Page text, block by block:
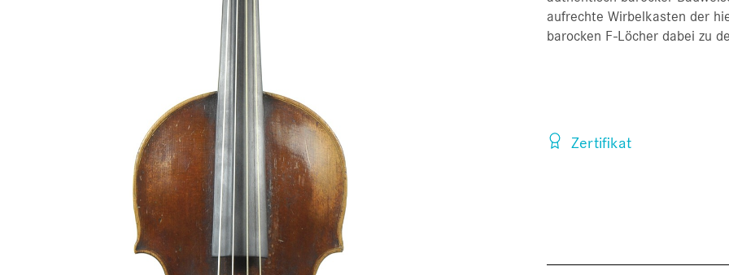
aufrechte Wirbelkasten der
barocken F-Löcher dabei zu
Zertifikat